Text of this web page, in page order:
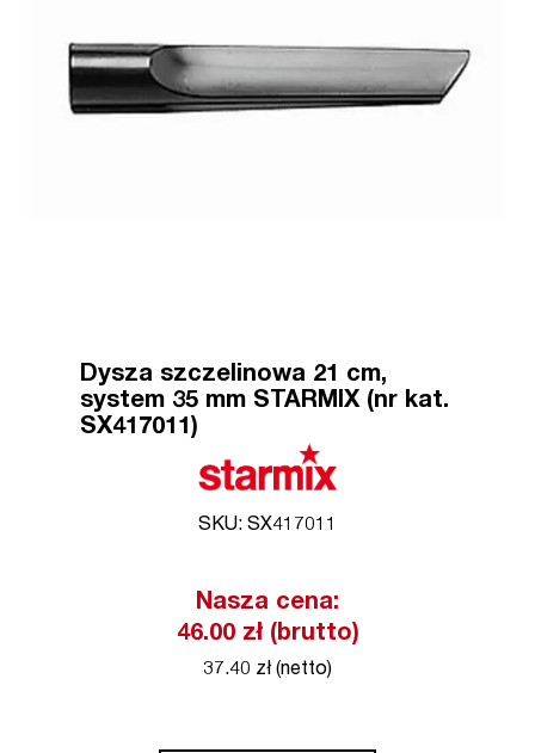
Dysza szczelinowa 21 cm,
system 35 mm STARMIX (nr kat.
SX417011)
SKU: SX417011
Nasza cena:
46.00 zł (brutto)
37.40 zł (netto)